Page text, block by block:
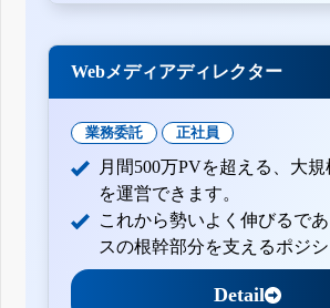
Webメディアディレクター
業務委託 正社員
月間500万PVを超える、大規
を運営できます。
これから勢いよく伸びるで
スの根幹部分を支えるポジシ
Detail